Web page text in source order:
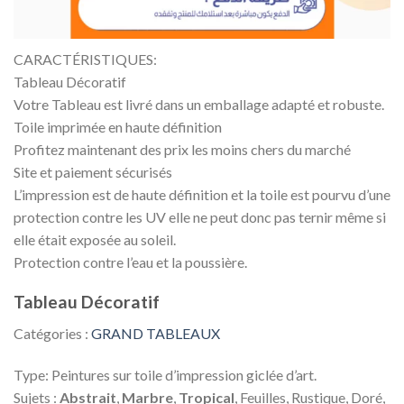
CARACTÉRISTIQUES:
Tableau Décoratif
Votre Tableau est livré dans un emballage adapté et robuste.
Toile imprimée en haute définition
Profitez maintenant des prix les moins chers du marché
Site et paiement sécurisés
L’impression est de haute définition et la toile est pourvu d’une
protection contre les UV elle ne peut donc pas ternir même si
elle était exposée au soleil.
Protection contre l’eau et la poussière.
Tableau Décoratif
Catégories : GRAND TABLEAUX
Type: Peintures sur toile d’impression giclée d’art.
Sujets : Abstrait Marbre Tropical , Feuilles, Rustique, Doré,